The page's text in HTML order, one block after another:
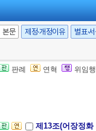
21., 일부개정]
본문 제정·개정이유 별표·
판례 연혁 위임
하여 산정한
② 제1항 전단
제13조(어장정